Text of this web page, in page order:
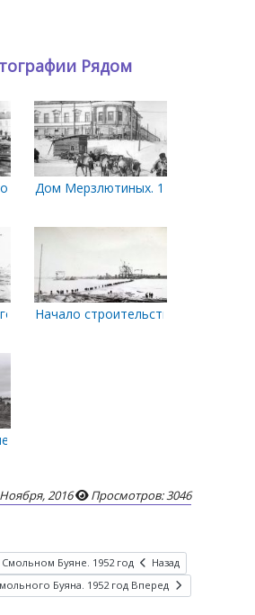
Рядом
Дом Мерзлютиных. 1918-1919 гг.
Буяна. 1952 год
Начало строительства
моста
2016 Просмотров: 3046
Буяне. 1952 год
Назад
Буяна. 1952 год Вперед